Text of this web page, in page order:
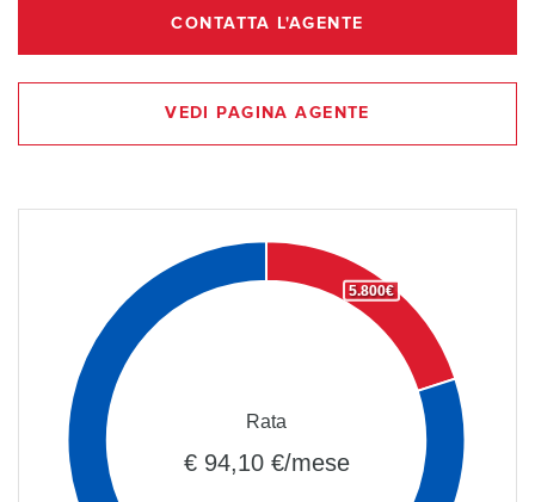
CONTATTA L'AGENTE
VEDI PAGINA AGENTE
5.800€
Rata
€ 94,10 €/mese